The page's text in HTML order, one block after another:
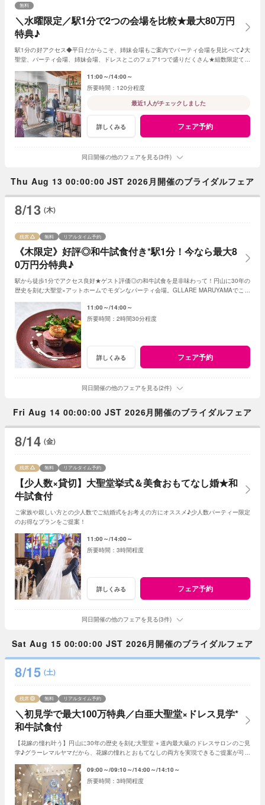
＼水曜限定／駅1分で2つの会場を比較★最大80万円
特典♪
無料
駅1分の好アクセス◆平日だからこそ、姉妹会場もご案内でパーティ会場を見比べて♪大
聖堂、パーティ会場、姉妹会場、ドレスとこのフェア1つで盛りだくさん★組数限定で最
11:00～ 14:00～
120分程度
最近1人がチェックしました
詳しくみる フェア予約
同日開催の他のフェアを見る(3件)
Thu Aug 13 00:00:00 JST 2026月開催のブライダルフェア
8/13 (木)
《木限定》好評◎和牛試食付き*駅1分！今なら最大8
0万円分特典♪
残席 無料 リアルタイム予約
駅から徒歩1分でアクセス良好★ゲスト評価◎の和牛試食を是非味わって！円山に30年の
歴史を刻む大聖堂×アットホームでモダンなパーティ会場。GLLARE MARUYAMAでこそ
11:00～ 14:00～
2時間30分程度
詳しくみる フェア予約
同日開催の他のフェアを見る(2件)
Fri Aug 14 00:00:00 JST 2026月開催のブライダルフェア
8/14 (金)
【少人数×貸切】大聖堂挙式＆美食おもてなし婚★和
牛試食付
残席 無料 リアルタイム予約
ご家族や親しい方との少人数でご結婚式をお考えの方にオススメ♪少人数パーティー限定
のお得なプランをご提案！
11:00～ 14:00～
3時間程度
詳しくみる フェア予約
同日開催の他のフェアを見る(3件)
Sat Aug 15 00:00:00 JST 2026月開催のブライダルフェア
8/15 (土)
＼初見学で最大100万特典／白亜大聖堂×ドレス見学*
和牛試食付
残席 無料 リアルタイム予約
【花嫁の憧れ叶う】円山に30年の歴史を刻む大聖堂＋道内最大級のドレスサロンのご見
学♪グラーレマルヤマだから、花嫁の憧れとおもてなしの両方を実現できるご提案が可能
09:00～ 09:10～ 14:00～ 14:10～
3時間程度